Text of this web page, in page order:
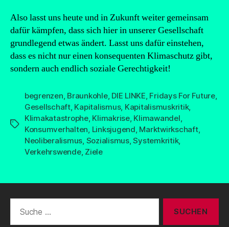
Also lasst uns heute und in Zukunft weiter gemeinsam
dafür kämpfen, dass sich hier in unserer Gesellschaft
grundlegend etwas ändert. Lasst uns dafür einstehen,
dass es nicht nur einen konsequenten Klimaschutz gibt,
sondern auch endlich soziale Gerechtigkeit!
Schlagwörter
begrenzen Braunkohle, DIE LINKE Fridays For Future,
Gesellschaft, Kapitalismus, Kapitalismuskritik,
Klimakatastrophe, Klimakrise, Klimawandel
Konsumverhalten Linksjugend Marktwirkschaft,
Neoliberalismus Sozialismus,Systemkritik,
Verkehrswende, Ziele
nach: